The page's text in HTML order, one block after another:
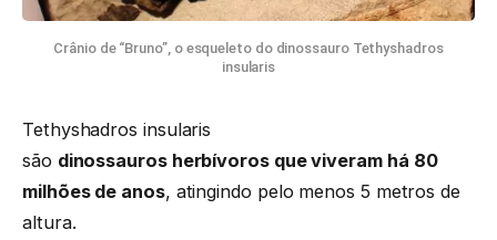
Crânio de “Bruno”, o esqueleto do dinossauro Tethyshadros
insularis
Tethyshadros insularis
são dinossauros herbívoros que viveram há 80
milhões de anos, atingindo pelo menos 5 metros de
altura.